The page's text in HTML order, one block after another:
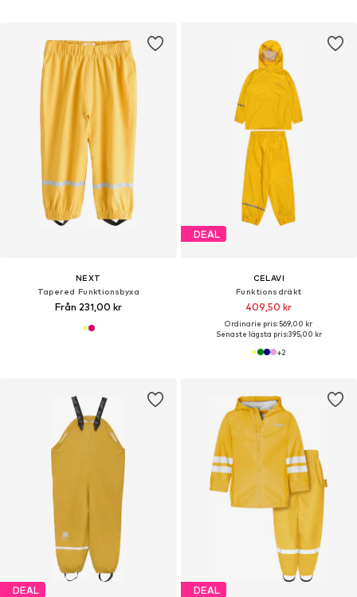
NEXT
Tapered Funktionsbyxa
Från 231,00 kr
DEAL
CELAVI
Funktionsdräkt
409,50 kr
Ordinarie pris: 569,00 kr
Senaste lägsta pris:395,00 kr
+2
DEAL DEAL